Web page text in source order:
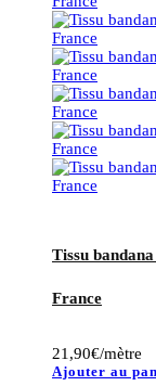
Tissu
France
21,90€/mètre
Ajouter au